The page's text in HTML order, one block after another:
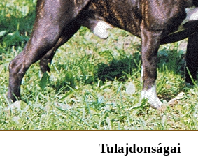
Tulajdonságai